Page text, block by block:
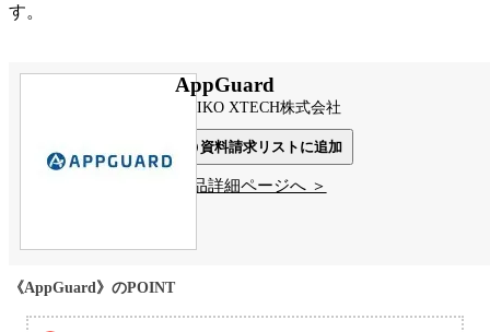
す。
AppGuard
DAIKO XTECH株式会社
資料請求リストに追加
製品詳細ページへ ＞
《AppGuard》のPOINT